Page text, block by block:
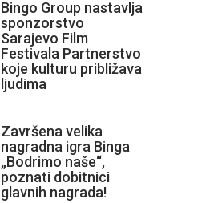
Bingo Group nastavlja
sponzorstvo
Sarajevo Film
Festivala Partnerstvo
koje kulturu približava
ljudima
Završena velika
nagradna igra Binga
„Bodrimo naše“,
poznati dobitnici
glavnih nagrada!